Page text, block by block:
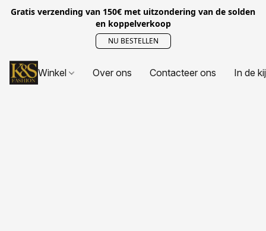
Gratis verzending van 150€ met uitzondering van de solden
en koppelverkoop
NU BESTELLEN
Winkel Over ons Contacteer ons In de